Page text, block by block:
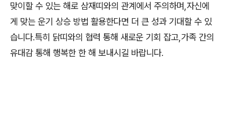
맞이할 수 있는 해로 삼재띠와의 관계에서 주의하며,자신에
게 맞는 운기 상승 방법 활용한다면 더 큰 성과 기대할 수 있
습니다.특히 닭띠와의 협력 통해 새로운 기회 잡고,가족 간의
유대감 통해 행복한 한 해 보내시길 바랍니다.